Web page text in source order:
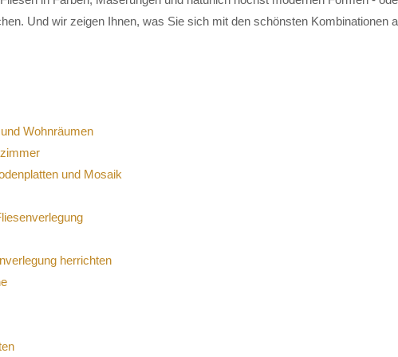
Und wir zeigen Ihnen, was Sie sich mit den schönsten Kombinationen
Wohnräumen
und Mosaik
herrichten